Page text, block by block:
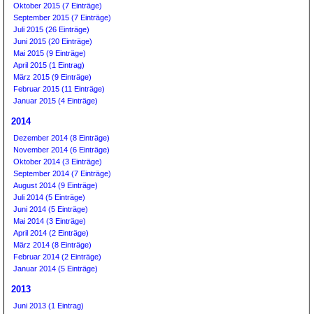
Oktober 2015 (7 Einträge)
September 2015 (7 Einträge)
Juli 2015 (26 Einträge)
Juni 2015 (20 Einträge)
Mai 2015 (9 Einträge)
April 2015 (1 Eintrag)
März 2015 (9 Einträge)
Februar 2015 (11 Einträge)
Januar 2015 (4 Einträge)
2014
Dezember 2014 (8 Einträge)
November 2014 (6 Einträge)
Oktober 2014 (3 Einträge)
September 2014 (7 Einträge)
August 2014 (9 Einträge)
Juli 2014 (5 Einträge)
Juni 2014 (5 Einträge)
Mai 2014 (3 Einträge)
April 2014 (2 Einträge)
März 2014 (8 Einträge)
Februar 2014 (2 Einträge)
Januar 2014 (5 Einträge)
2013
Juni 2013 (1 Eintrag)